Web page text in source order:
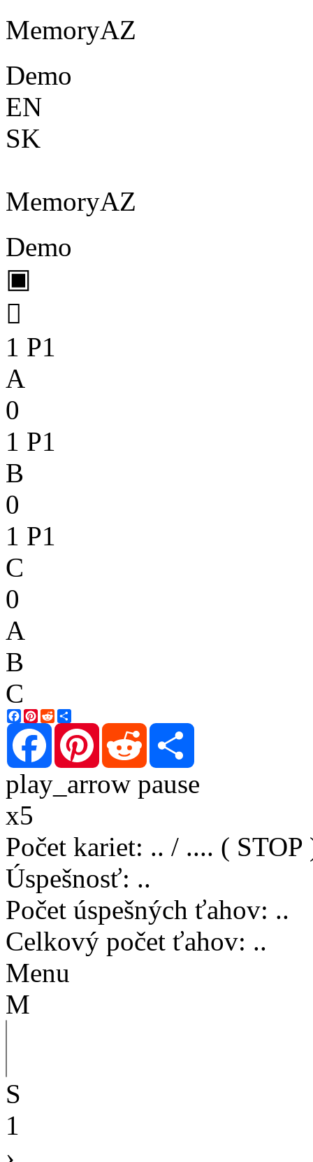
MemoryAZ
Demo
EN
SK
MemoryAZ
Demo
▣

1 P1
A
0
1 P1
B
0
1 P1
C
0
A
B
C
Facebook
Pinterest
Reddit
Facebook
Pinterest Reddit
play_arrow pause
x5
Počet kariet: .. / .... ( STOP
Úspešnosť: ..
Počet úspešných ťahov: ..
Celkový počet ťahov: ..
Menu
M
S
1